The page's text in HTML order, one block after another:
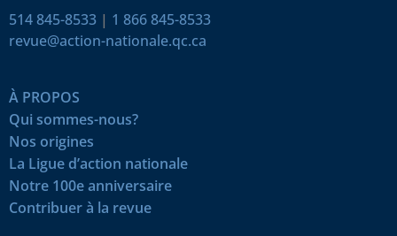
514 845-8533 | 1 866 845-8533
revue@action-nationale.qc.ca
À PROPOS
Qui sommes-nous?
Nos origines
La Ligue d’action nationale
Notre 100e anniversaire
Contribuer à la revue